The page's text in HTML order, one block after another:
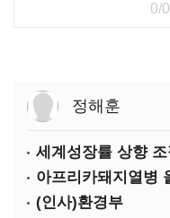
0/0
정해훈
(인사)환경부